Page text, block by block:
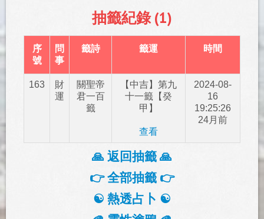
抽籤紀錄 (1)
序
號
問
事
籤詩 籤運 時間
163
財
運
關聖帝
君一百
籤
【中吉】第九
十一籤【癸
甲】
查看
2024-08-
16
19:25:26
24月前
🙏 返回抽籤 🙏
👉 全部抽籤 👉
☯️ 熱透占卜 ☯️